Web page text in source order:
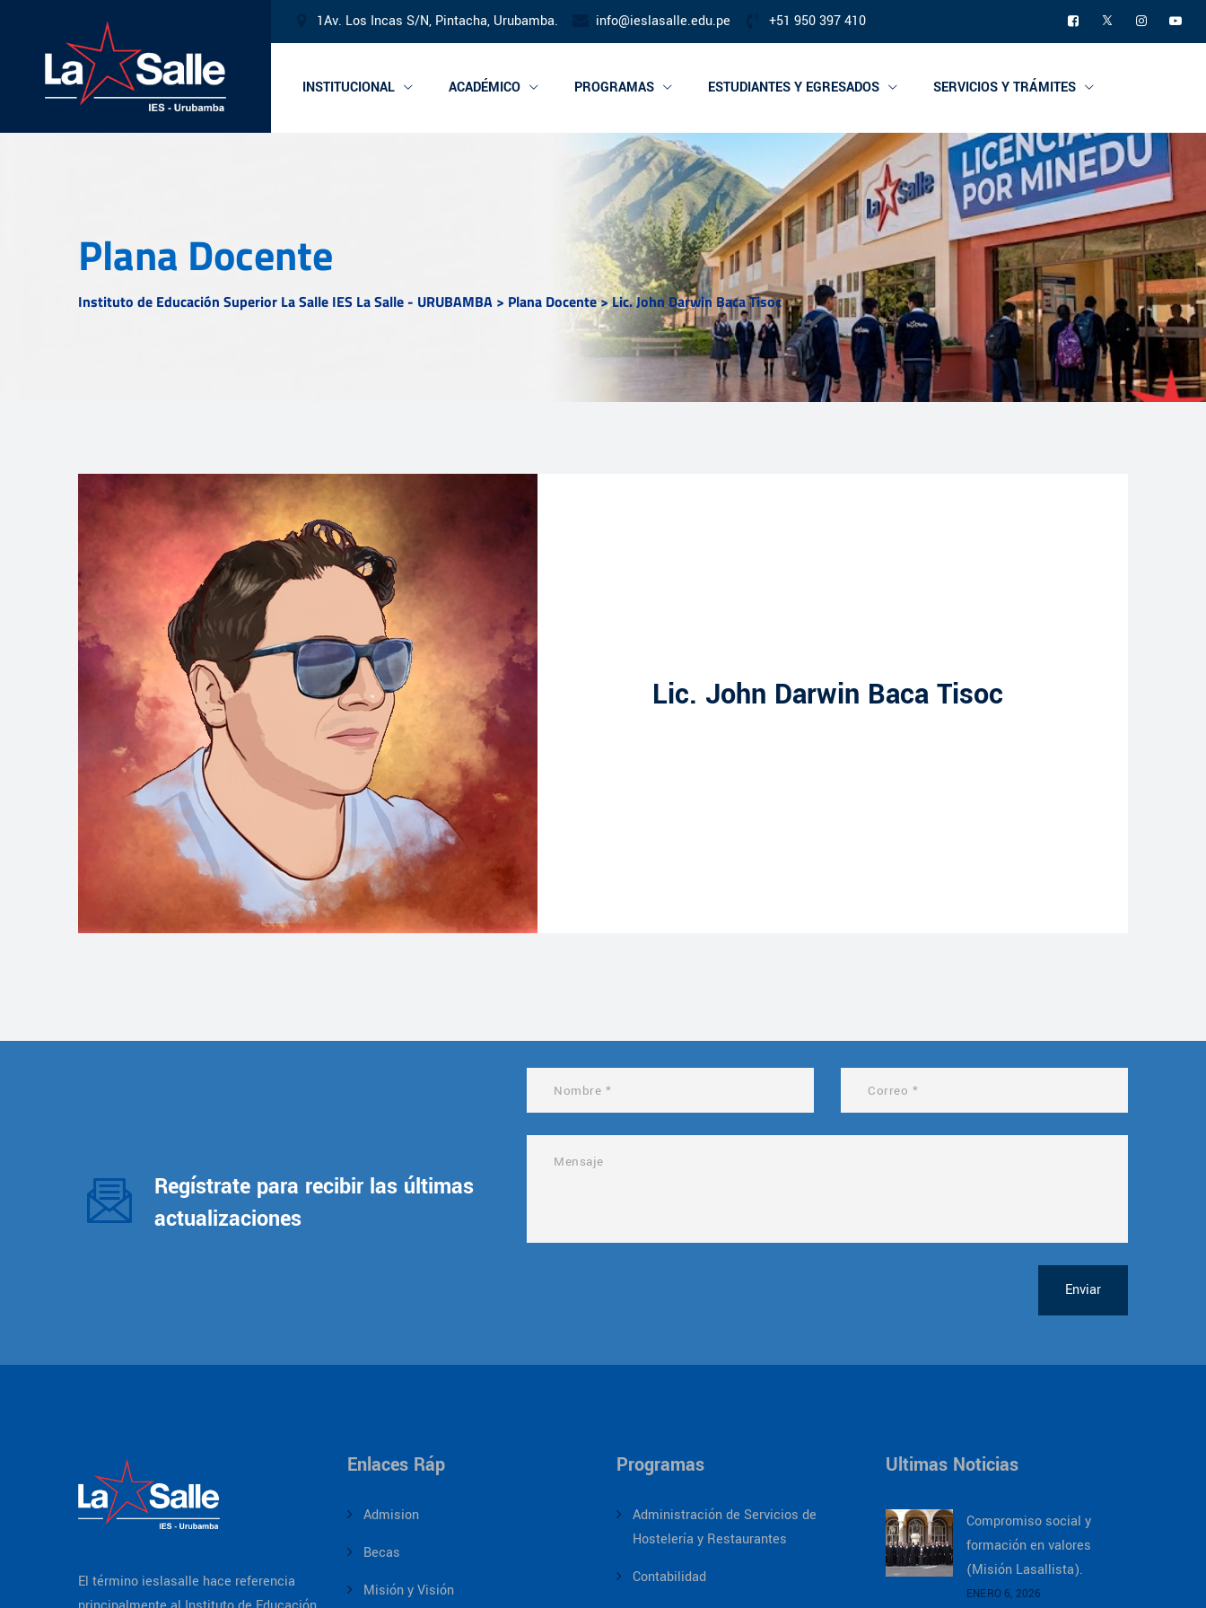
1Av. Los Incas S/N, Pintacha, Urubamba. info@ieslasalle.edu.pe +51 950 397 410
INSTITUCIONAL ACADÉMICO PROGRAMAS ESTUDIANTES Y EGRESADOS SERVICIOS Y TRÁMITES
Plana Docente
Instituto de Educación Superior La Salle IES La Salle - URUBAMBA > Plana Docente>Lic. John Darwin Baca Tisoc
Lic. John Darwin Baca Tisoc
Regístrate para recibir las últimas
actualizaciones
Enviar
El término ieslasalle hace referencia
Enlaces Ráp
Admision
Becas
Misión y Visión
Programas
Administración de Servicios de
Hostelería y Restaurantes
Contabilidad
Ultimas Noticias
Compromiso social y
formación en valores
(Misión Lasallista).
ENERO 6, 2026